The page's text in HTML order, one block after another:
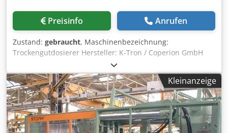
Preisinfo Anrufen
Zustand: gebraucht, Maschinenbezeichnung:
Trockengutdosierer Hersteller: K-Tron / Coperion GmbH
Typ: K-ML-FB-130QC Baujahr: Unbekannt Dsdpfx Aoiv Ic Eol
Ssck Drehzahl: Mischer Drehzahl : 5,6 rpm Inhalt: 75 Liter
Antrieb Motor: 0,25 kW. - Mischer Antrieb 0,25 kW
Abmessungen: Länge 800 mm x Breite 700mm x Höhe
1200mm Leergewicht: 100 kg Tech. Dokumentation: Nein
Bemerkung: Mischantrieb 0,25 kW, Drehzahl 5,6 U/min
Zustand: Gebraucht Preis: Auf Anfrage
Kleinanzeige